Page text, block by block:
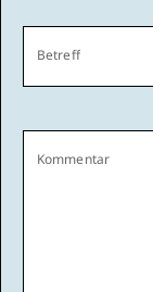
Betreff
Kommentar